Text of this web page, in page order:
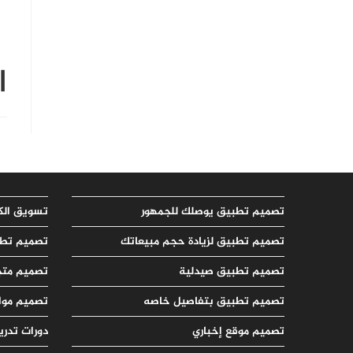
تسويق
تصميم
تصميم
تصميم
دورات
تصميم تطبيق يوصلك للجمهور
تصميم تطبيق لزيادة حجم مبيعاتك
تصميم تطبيق صيدلية
تصميم تطبيق بتفاصيل خاصه
تصميم موقع إخباري